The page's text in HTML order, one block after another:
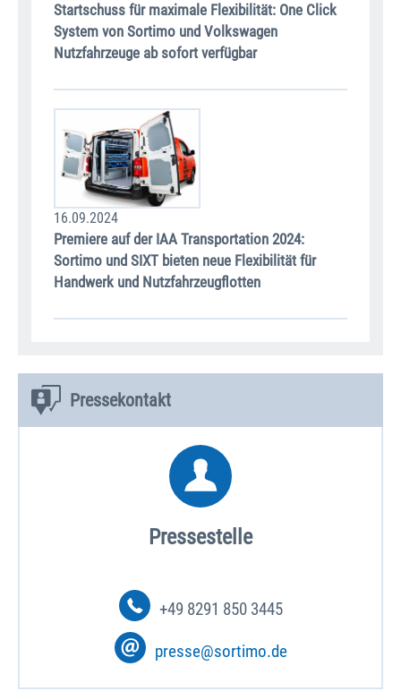
Startschuss für maximale Flexibilität: One Click
System von Sortimo und Volkswagen
Nutzfahrzeuge ab sofort verfügbar
16.09.2024
Premiere auf der IAA Transportation 2024:
Sortimo und SIXT bieten neue Flexibilität für
Handwerk und Nutzfahrzeugflotten
Pressekontakt
Pressestelle
+49 8291 850 3445
presse@sortimo.de